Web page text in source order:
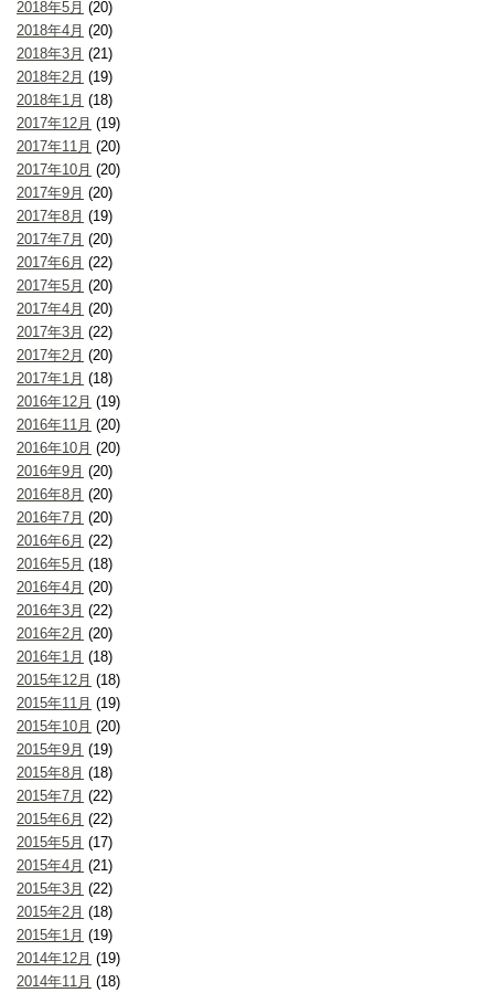
2018年5月 (20)
2018年4月 (20)
2018年3月 (21)
2018年2月 (19)
2018年1月 (18)
2017年12月 (19)
2017年11月 (20)
2017年10月 (20)
2017年9月 (20)
2017年8月 (19)
2017年7月 (20)
2017年6月 (22)
2017年5月 (20)
2017年4月 (20)
2017年3月 (22)
2017年2月 (20)
2017年1月 (18)
2016年12月 (19)
2016年11月 (20)
2016年10月 (20)
2016年9月 (20)
2016年8月 (20)
2016年7月 (20)
2016年6月 (22)
2016年5月 (18)
2016年4月 (20)
2016年3月 (22)
2016年2月 (20)
2016年1月 (18)
2015年12月 (18)
2015年11月 (19)
2015年10月 (20)
2015年9月 (19)
2015年8月 (18)
2015年7月 (22)
2015年6月 (22)
2015年5月 (17)
2015年4月 (21)
2015年3月 (22)
2015年2月 (18)
2015年1月 (19)
2014年12月 (19)
2014年11月 (18)